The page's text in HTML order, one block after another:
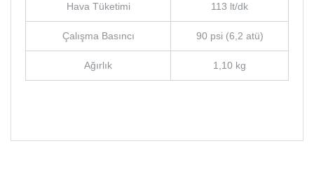
Hava Tüketimi 113 lt/dk
Çalışma Basıncı 90 psi (6,2 atü)
Ağırlık 1,10 kg